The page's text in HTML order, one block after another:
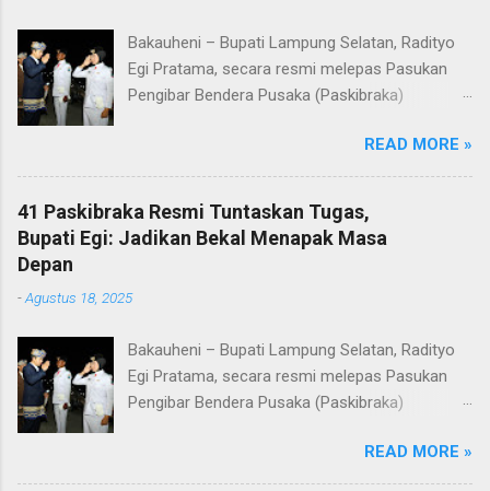
Bakauheni – Bupati Lampung Selatan, Radityo
Egi Pratama, secara resmi melepas Pasukan
Pengibar Bendera Pusaka (Paskibraka)
Pelepasan dilakukan usai upacara penurunan
bendera di Lapangan Menara Siger, Bakauheni,
Minggu malam (17/8/2025). Sebanyak 41
anggota Paskibraka yang sebelumnya sukses
mengibarkan Sang Saka Merah Putih pada
Indonesia di Kabupaten Lampung Selatan, kini
dengan penuh apresiasi atas dedikasi, disiplin,
dan semangat kebangsaan yang ditunjukkan
sepanjang rangkaian acara. Dalam
bangga dan terima kasih kepada seluruh
READ MORE »
41 Paskibraka Resmi Tuntaskan Tugas,
Bupati Egi: Jadikan Bekal Menapak Masa
Depan
-Agustus 18, 2025
Bakauheni – Bupati Lampung Selatan, Radityo
Egi Pratama, secara resmi melepas Pasukan
Pengibar Bendera Pusaka (Paskibraka)
Pelepasan dilakukan usai upacara penurunan
bendera di Lapangan Menara Siger, Bakauheni,
READ MORE »